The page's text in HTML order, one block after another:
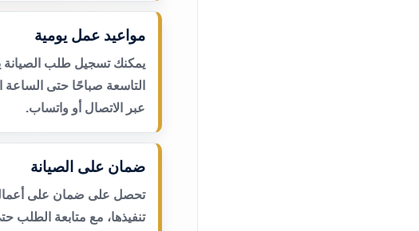
مواعيد عمل يومية
يمكنك تسجيل طلب الصيانة
التاسعة صباحًا حتى
عبر الاتصال أو واتساب.
ضمان على الصيانة
تحصل على ضمان على أعمال
تنفيذها، مع متابعة الطلب